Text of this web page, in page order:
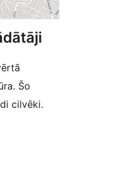
Šo
cilvēki.